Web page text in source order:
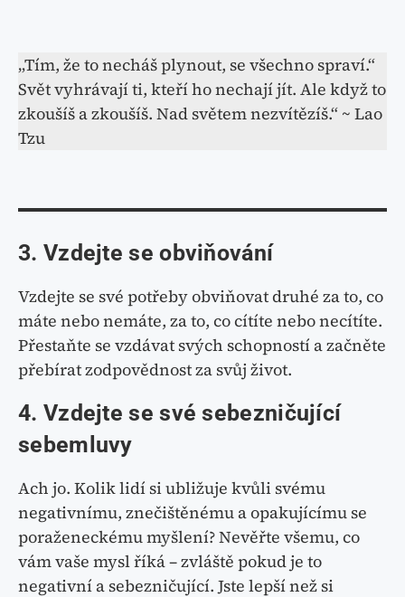
„Tím, že to necháš plynout, se všechno spraví.“
Svět vyhrávají ti, kteří ho nechají jít. Ale když to
zkoušíš a zkoušíš. Nad světem nezvítězíš.“ ~ Lao
Tzu
3. Vzdejte se obviňování
Vzdejte se své potřeby obviňovat druhé za to, co
máte nebo nemáte, za to, co cítíte nebo necítíte.
Přestaňte se vzdávat svých schopností a začněte
přebírat zodpovědnost za svůj život.
4. Vzdejte se své sebezničující
sebemluvy
Ach jo. Kolik lidí si ubližuje kvůli svému
negativnímu, znečištěnému a opakujícímu se
poraženeckému myšlení? Nevěřte všemu, co
vám vaše mysl říká – zvláště pokud je to
negativní a sebezničující. Jste lepší než si